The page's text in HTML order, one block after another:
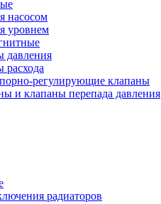
насосом
уровнем
давления
расхода
регулирующие клапаны
и клапаны перепада давления
радиаторов